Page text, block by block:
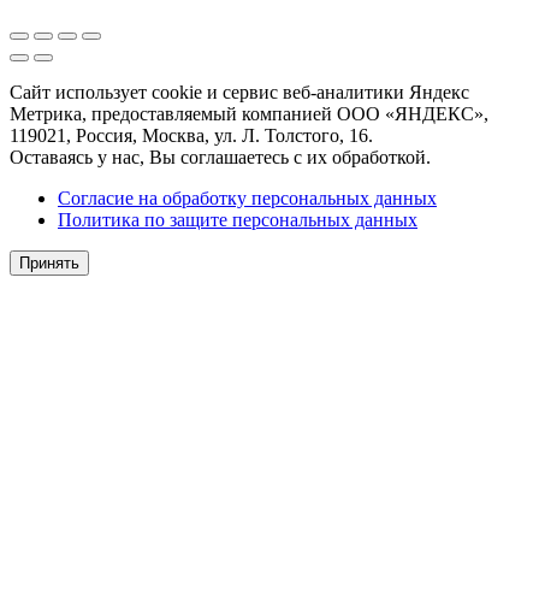
Сайт использует cookie и сервис веб-аналитики Яндекс
Метрика, предоставляемый компанией ООО «ЯНДЕКС»,
119021, Россия, Москва, ул. Л. Толстого, 16.
Оставаясь у нас, Вы соглашаетесь с их обработкой.
Согласие на обработку персональных данных
Политика по защите персональных данных
Принять